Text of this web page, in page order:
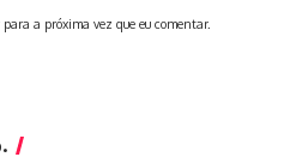
a próxima vez que eu comentar.